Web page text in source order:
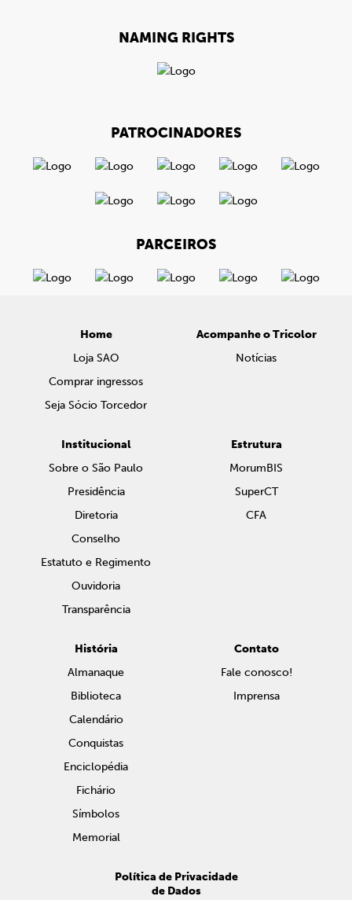
NAMING RIGHTS
PATROCINADORES
PARCEIROS
Home
Loja SAO
Comprar ingressos
Seja Sócio Torcedor
Acompanhe o Tricolor
Notícias
Institucional
Sobre o São Paulo
Presidência
Diretoria
Conselho
Estatuto e Regimento
Ouvidoria
Transparência
Estrutura
MorumBIS
SuperCT
CFA
História
Almanaque
Biblioteca
Calendário
Conquistas
Enciclopédia
Fichário
Símbolos
Memorial
Contato
Fale conosco!
Imprensa
Política de Privacidade
de Dados